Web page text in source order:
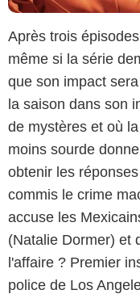
Après trois
même si la série
que son impact
la saison dans son
de mystères et où
moins sourde
obtenir les
commis le crime
accuse les
(Natalie Dormer) et
l'affaire ? Premier
police de Los